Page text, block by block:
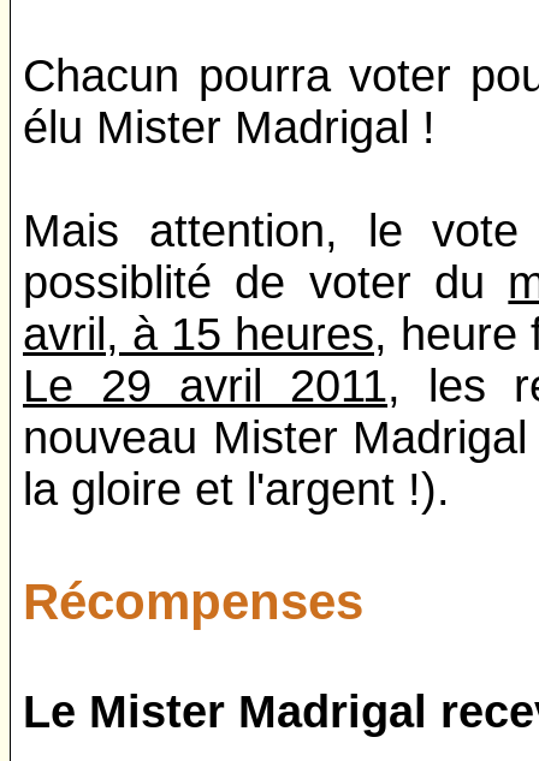
Chacun pourra voter
élu Mister Madrigal !
Mais attention, le
possiblité de voter du
avril, à 15 heures, heure
Le 29 avril 2011, les
nouveau Mister
la gloire et l'argent !).
Récompenses
Le Mister Madrigal